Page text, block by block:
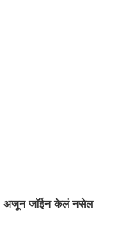
अजून जॉईन केलं नसेल